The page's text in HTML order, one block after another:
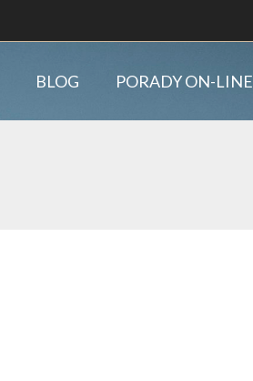
BLOG PORADY ON-LINE